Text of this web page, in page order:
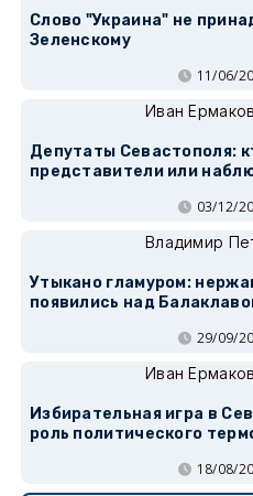
Слово "Украина" не
Зеленскому
11/06/
Иван Ермаков
Депутаты Севастополя:
представители или
03/12/
Владимир
Утыкано гламуром:
появились над
29/09/
Иван Ермаков
Избирательная игра в
роль политического
18/08/